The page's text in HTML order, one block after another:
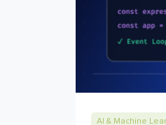
AI & Machine